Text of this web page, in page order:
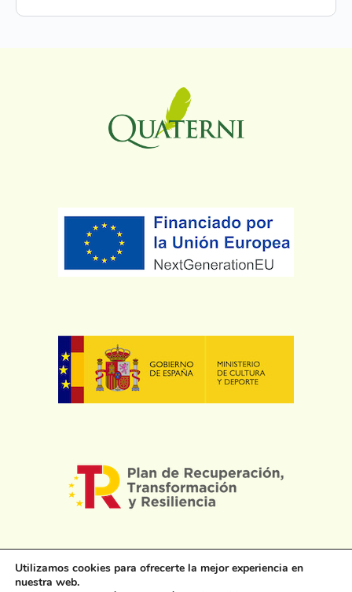
© 2026 - Comunidad Quaterni
Utilizamos cookies para ofrecerte la mejor experiencia en
nuestra web.